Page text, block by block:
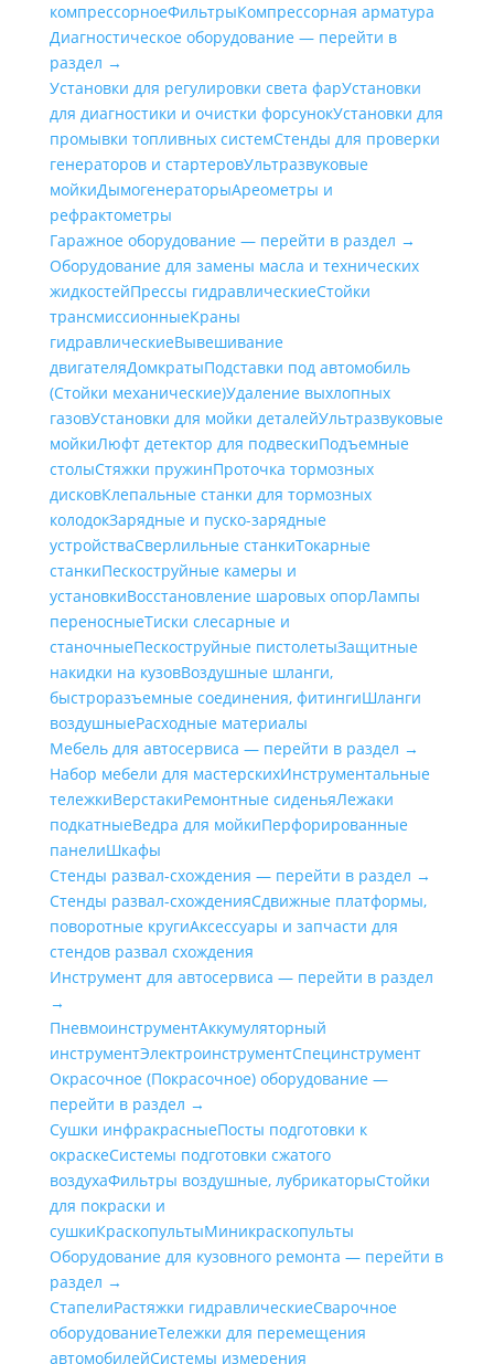
компрессорноеФильтрыКомпрессорная арматура
Диагностическое оборудование — перейти в
раздел →
Установки для регулировки света фарУстановки
для диагностики и очистки форсунокУстановки для
промывки топливных системСтенды для проверки
генераторов и стартеровУльтразвуковые
мойкиДымогенераторыАреометры и
рефрактометры
Гаражное оборудование — перейти в раздел →
Оборудование для замены масла и технических
жидкостейПрессы гидравлическиеСтойки
трансмиссионныеКраны
гидравлическиеВывешивание
двигателяДомкратыПодставки под автомобиль
(Стойки механические)Удаление выхлопных
газовУстановки для мойки деталейУльтразвуковые
мойкиЛюфт детектор для подвескиПодъемные
столыСтяжки пружинПроточка тормозных
дисковКлепальные станки для тормозных
колодокЗарядные и пуско-зарядные
устройстваСверлильные станкиТокарные
станкиПескоструйные камеры и
установкиВосстановление шаровых опорЛампы
переносныеТиски слесарные и
станочныеПескоструйные пистолетыЗащитные
накидки на кузовВоздушные шланги,
быстроразъемные соединения, фитингиШланги
воздушныеРасходные материалы
Мебель для автосервиса — перейти в раздел →
Набор мебели для мастерскихИнструментальные
тележкиВерстакиРемонтные сиденьяЛежаки
подкатныеВедра для мойкиПерфорированные
панелиШкафы
Стенды развал-схождения — перейти в раздел →
Стенды развал-схожденияСдвижные платформы,
поворотные кругиАксессуары и запчасти для
стендов развал схождения
Инструмент для автосервиса — перейти в раздел
→
ПневмоинструментАккумуляторный
инструментЭлектроинструментСпецинструмент
Окрасочное (Покрасочное) оборудование —
перейти в раздел →
Сушки инфракрасныеПосты подготовки к
окраскеСистемы подготовки сжатого
воздухаФильтры воздушные, лубрикаторыСтойки
для покраски и
сушкиКраскопультыМиникраскопульты
Оборудование для кузовного ремонта — перейти в
раздел →
СтапелиРастяжки гидравлическиеСварочное
оборудованиеТележки для перемещения
автомобилейСистемы измерения